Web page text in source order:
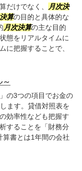
だけでなく、
月次決
算の目的と具体的な
月次決算の主な目的
態をリアルタイムに
に把握することで、
～
の3つの項目でお金の
ます。貸借対照表を
効率性なども把握す
することを「財務分
書とは1年間の会社